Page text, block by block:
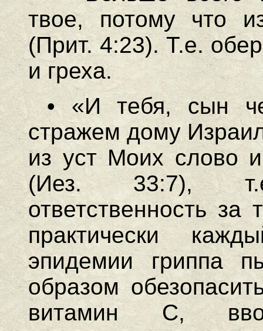
твое, потому что
(Прит. 4:23). Т.е.
и греха.
• «И тебя, сын
стражем дому
из уст Моих слово
(Иез. 33:7),
ответственность
практически
эпидемии гриппа
образом
витамин C,